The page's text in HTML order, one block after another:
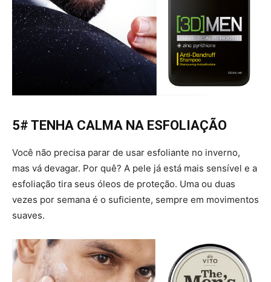
5# TENHA CALMA NA ESFOLIAÇÃO
Você não precisa parar de usar esfoliante no inverno,
mas vá devagar. Por quê? A pele já está mais sensível e a
esfoliação tira seus óleos de proteção. Uma ou duas
vezes por semana é o suficiente, sempre em movimentos
suaves.